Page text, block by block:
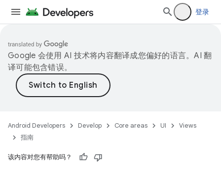
登录
Google 会使用 AI 技术将内容翻译成您偏好的语言。AI 翻
译可能包含错误。
Android Developers Develop Core areas UI
Views
指南
该内容对您有帮助吗？